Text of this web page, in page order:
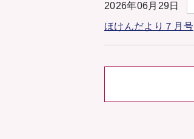
2026年06月29日
ほけんだより７月号